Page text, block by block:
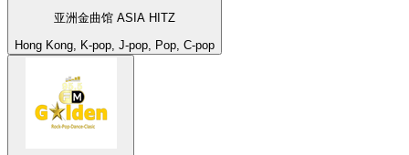
亚洲金曲馆 ASIA HITZ
Hong Kong, K-pop, J-pop, Pop, C-pop